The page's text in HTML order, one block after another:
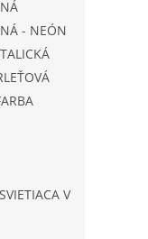
- NEÓN
V